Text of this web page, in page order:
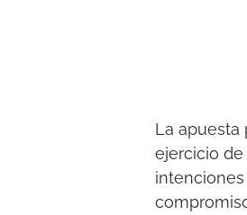
La apuesta
ejercicio de
intenciones